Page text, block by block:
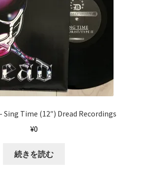
Time (12″) Dread Recordings
¥0
続きを読む